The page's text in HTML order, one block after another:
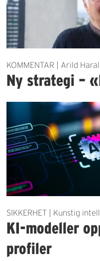
KOMMENTAR | Arild
Ny strategi –
SIKKERHET | Kunstig
KI-modeller
profiler